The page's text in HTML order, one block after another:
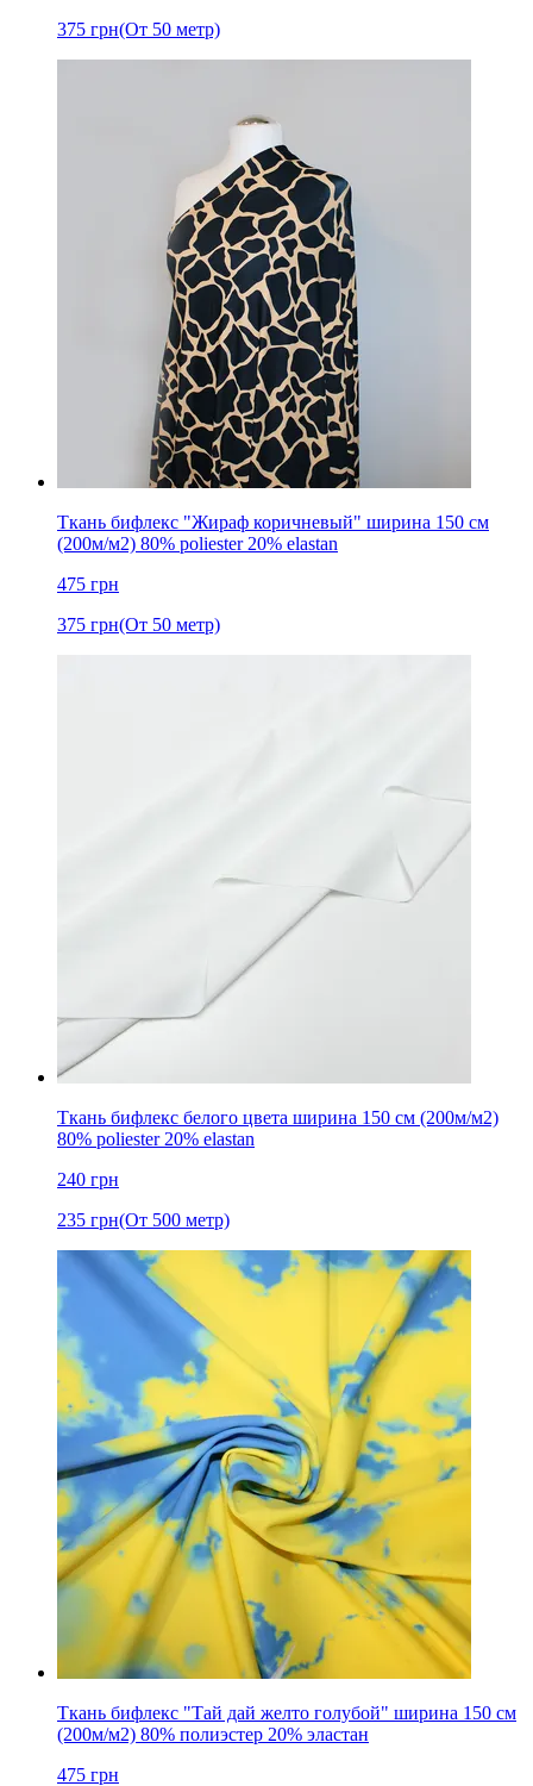
375 грн(От 50 метр)
Ткань бифлекс "Жираф коричневый" ширина 150 см
(200м/м2) 80% poliester 20% elastan
475 грн
375 грн(От 50 метр)
Ткань бифлекс белого цвета ширина 150 см (200м/м2)
80% poliester 20% elastan
240 грн
235 грн(От 500 метр)
Ткань бифлекс "Тай дай желто голубой" ширина 150 см
(200м/м2) 80% полиэстер 20% эластан
475 грн